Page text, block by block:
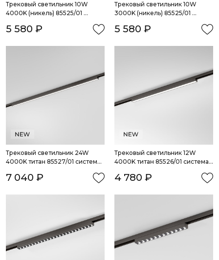
Трековый светильник 10W
4000K (никель) 85525/01
5 580 ₽
Трековый светильник 10W
3000K (никель) 85525/01
5 580 ₽
Трековый светильник 24W
4000K титан 85527/01 система
7 040 ₽
Трековый светильник 12W
4000K титан 85526/01 система
4 780 ₽